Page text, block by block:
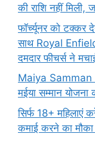
की राशि नहीं मिली,
फॉर्च्यूनर को
साथ Royal
दमदार फीचर्स ने
Maiya Samman
मईया सम्मान
सिर्फ 18+ महिलाएं
कमाई करने का